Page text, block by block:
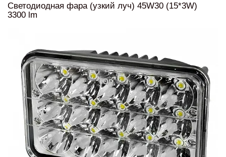
Светодиодная фара (узкий луч) 45W30 (15*3W)
3300 lm